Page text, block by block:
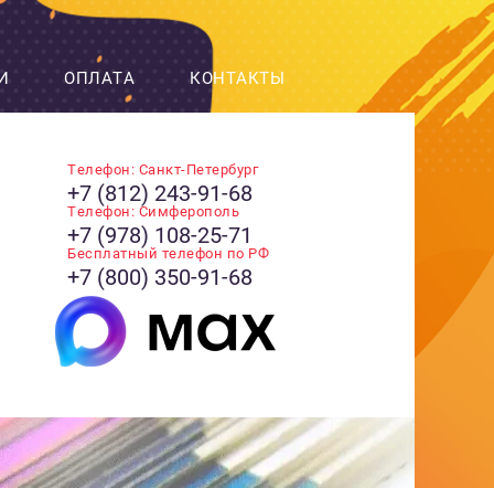
ОПЛАТА КОНТАКТЫ
Телефон: Санкт-Петербург
+7 (812) 243-91-68
Телефон: Симферополь
+7 (978) 108-25-71
Бесплатный телефон по РФ
+7 (800) 350-91-68